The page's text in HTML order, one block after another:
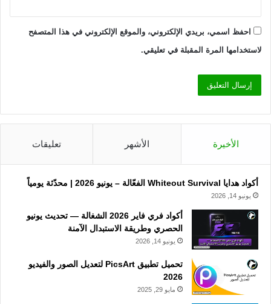
احفظ اسمي، بريدي الإلكتروني، والموقع الإلكتروني في هذا المتصفح
لاستخدامها المرة المقبلة في تعليقي.
الأخيرة الأشهر تعليقات
أكواد هدايا Whiteout Survival الفعّالة – يونيو 2026 | محدّثة يومياً
يونيو 14, 2026
أكواد فري فاير 2026 الشغالة — تحديث يونيو
الحصري وطريقة الاستبدال الآمنة
يونيو 14, 2026
تحميل تطبيق PicsArt لتعديل الصور والفيديو
2026
مايو 29, 2025